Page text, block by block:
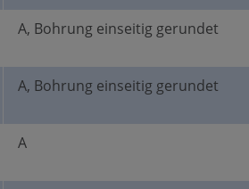
A, Bohrung einseitig gerundet
A, Bohrung einseitig gerundet
A